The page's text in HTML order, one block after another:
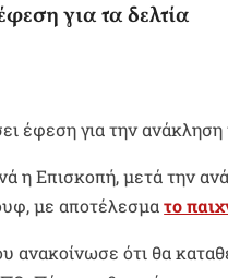
για τα δελτία
έφεση για την
η Επισκοπή, μετά την
με αποτέλεσματο
ανακοίνωσε ότι θα